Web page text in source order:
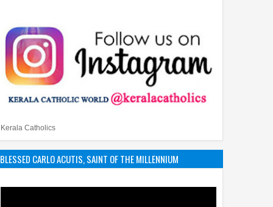
Kerala Catholics
BLESSED CARLO ACUTIS, SAINT OF THE MILLENNIUM